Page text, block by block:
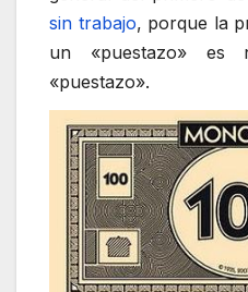
sin trabajo, porque la
un «puestazo»
«puestazo».